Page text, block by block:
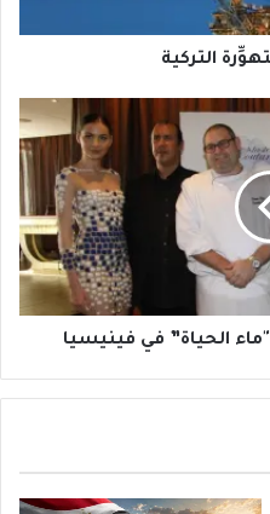
التركية
الحياة” في فينيسيا